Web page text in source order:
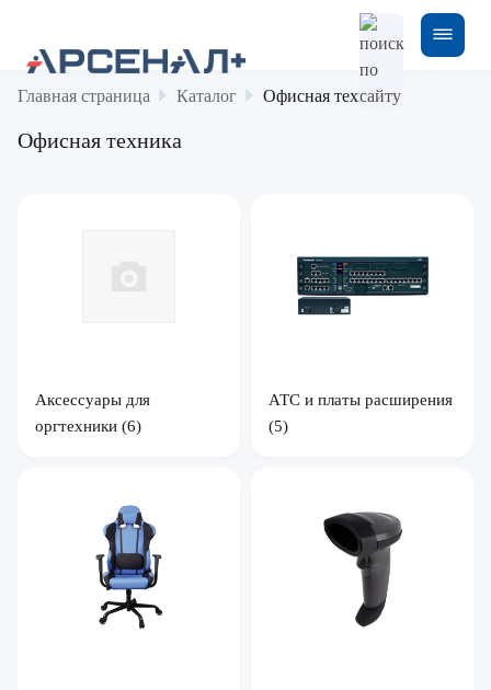
Главная страница Каталог Офисная техника
Офисная техника
Аксессуары для
оргтехники (6)
АТС и платы расширения
(5)